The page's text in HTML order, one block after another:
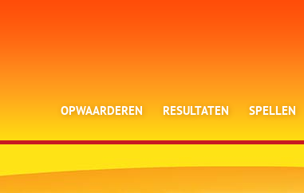
OPWAARDEREN RESULTATEN SPELLEN